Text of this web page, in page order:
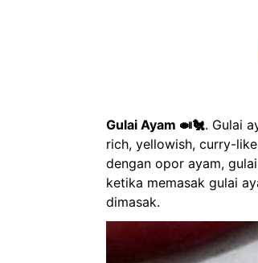
Gulai Ayam 🍛🐔. Gulai
rich, yellowish, curry-
dengan opor ayam,
ketika memasak gulai
dimasak.